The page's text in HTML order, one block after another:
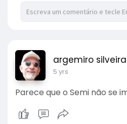
argemiro silveira
5 yrs
Parece que o Semi não se